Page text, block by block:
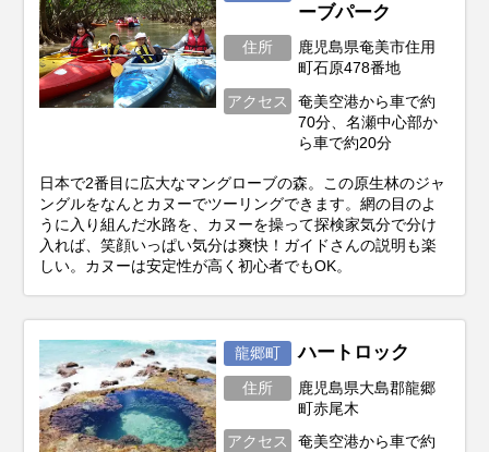
ーブパーク
住所
鹿児島県奄美市住用
町石原478番地
アクセス
奄美空港から車で約
70分、名瀬中心部か
ら車で約20分
日本で2番目に広大なマングローブの森。この原生林のジャ
ングルをなんとカヌーでツーリングできます。網の目のよ
うに入り組んだ水路を、カヌーを操って探検家気分で分け
入れば、笑顔いっぱい気分は爽快！ガイドさんの説明も楽
しい。カヌーは安定性が高く初心者でもOK。
龍郷町 ハートロック
住所
鹿児島県大島郡龍郷
町赤尾木
アクセス
奄美空港から車で約